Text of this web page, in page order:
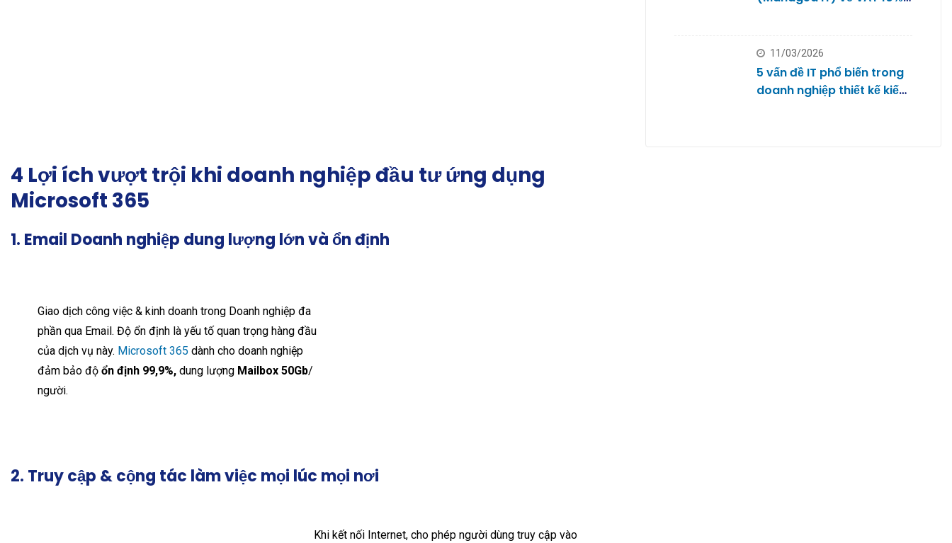
4 Lợi ích vượt trội khi doanh nghiệp đầu tư ứng dụng
Microsoft 365
1. Email Doanh nghiệp dung lượng lớn và ổn định
Giao dịch công việc & kinh doanh trong Doanh nghiệp đa
phần qua Email. Độ ổn định là yếu tố quan trọng hàng đầu
của dịch vụ này. Microsoft 365 dành cho doanh nghiệp
đảm bảo độổn định 99,9%, dung lượng Mailbox 50Gb/
người.
2. Truy cập & cộng tác làm việc mọi lúc mọi nơi
Khi kết nối Internet, cho phép người dùng truy cập vào
11/03/2026
5 vấn đề IT phổ biến trong
doanh nghiệp thiết kế kiến